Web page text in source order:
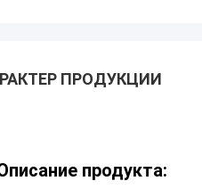
ПРОДУКЦИИ
продукта: